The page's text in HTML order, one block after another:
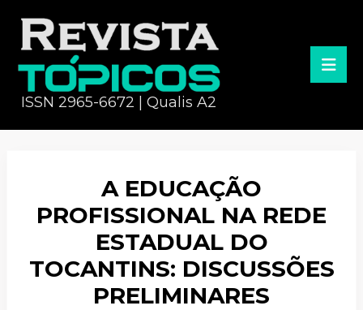
ISSN 2965-6672 | Qualis A2
A EDUCAÇÃO
PROFISSIONAL NA REDE
ESTADUAL DO
TOCANTINS: DISCUSSÕES
PRELIMINARES